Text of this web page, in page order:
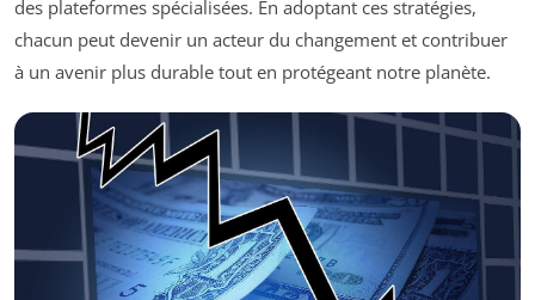
des plateformes spécialisées. En adoptant ces stratégies,
chacun peut devenir un acteur du changement et contribuer
à un avenir plus durable tout en protégeant notre planète.